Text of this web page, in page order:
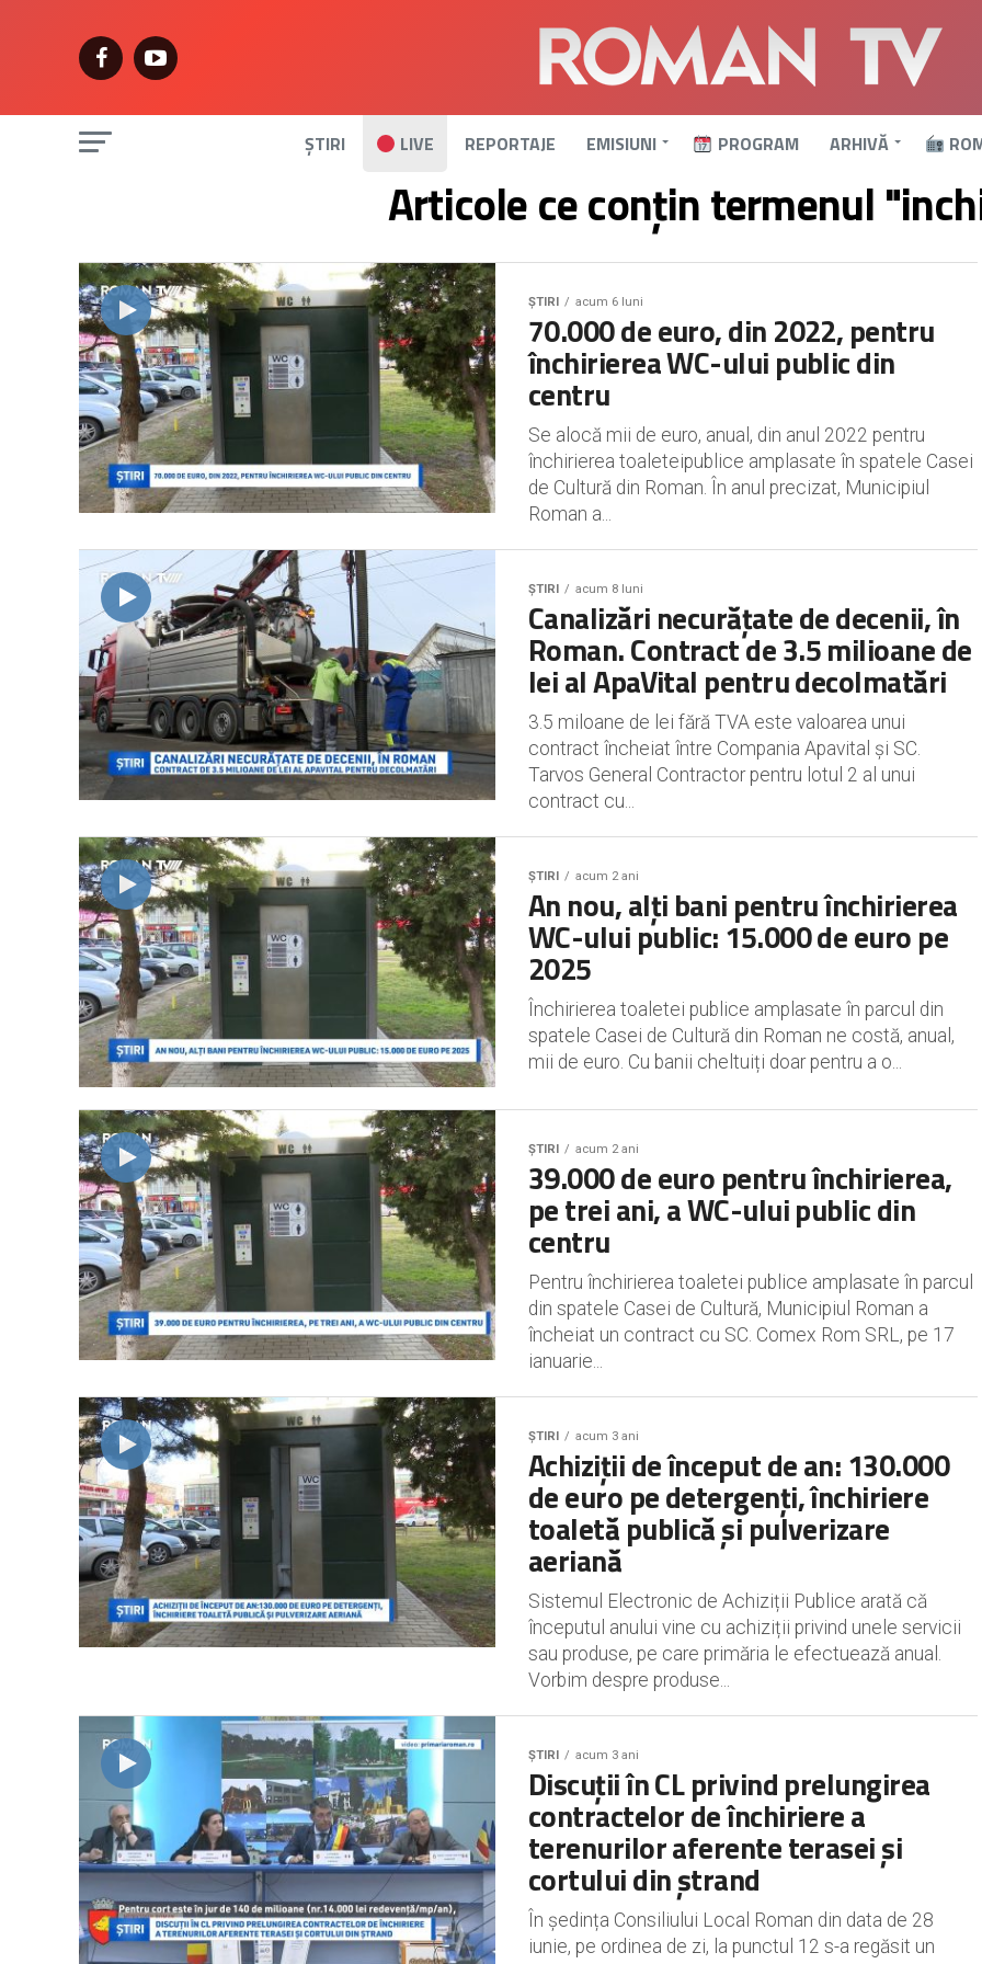
ȘTIRI LIVE REPORTAJE EMISIUNI PROGRAM ARHIVĂ
Articole ce conțin termenul
ȘTIRI acum 6 luni
70.000 de euro, din 2022, pentru
închirierea WC-ului public din
centru
Se alocă mii de euro, anual, din anul 2022 pentru
închirierea toaleteipublice amplasate în spatele Casei
de Cultură din Roman. În anul precizat, Municipiul
Roman a...
ȘTIRI acum 8 luni
Canalizări necurățate de decenii, în
Roman. Contract de 3.5 milioane de
lei al ApaVital pentru decolmatări
3.5 miloane de lei fără TVA este valoarea unui
contract încheiat între Compania Apavital și SC.
Tarvos General Contractor pentru lotul 2 al unui
contract cu...
ȘTIRI acum 2 ani
An nou, alți bani pentru închirierea
WC-ului public: 15.000 de euro pe
2025
Închirierea toaletei publice amplasate în parcul din
spatele Casei de Cultură din Roman ne costă, anual,
mii de euro. Cu banii cheltuiți doar pentru a o...
ȘTIRI acum 2 ani
39.000 de euro pentru închirierea,
pe trei ani, a WC-ului public din
centru
Pentru închirierea toaletei publice amplasate în parcul
din spatele Casei de Cultură, Municipiul Roman a
încheiat un contract cu SC. Comex Rom SRL, pe 17
ianuarie...
ȘTIRI acum 3 ani
Achiziții de început de an: 130.000
de euro pe detergenți, închiriere
toaletă publică și pulverizare
aeriană
Sistemul Electronic de Achiziții Publice arată că
începutul anului vine cu achiziții privind unele servicii
sau produse, pe care primăria le efectuează anual.
Vorbim despre produse...
ȘTIRI acum 3 ani
Discuții în CL privind prelungirea
contractelor de închiriere a
terenurilor aferente terasei și
cortului din ștrand
În ședința Consiliului Local Roman din data de 28
iunie, pe ordinea de zi, la punctul 12 s-a regăsit un